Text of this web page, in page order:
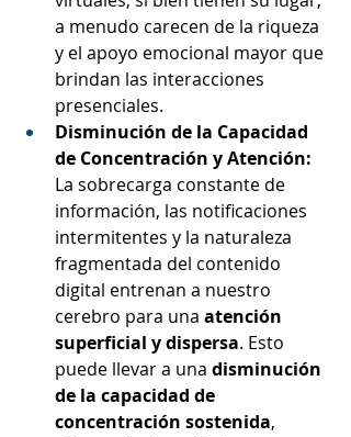
a menudo carecen de la riqueza
y el apoyo emocional mayor que
brindan las interacciones
presenciales.
Disminución de la Capacidad
de Concentración y Atención:
La sobrecarga constante de
información, las notificaciones
intermitentes y la naturaleza
fragmentada del contenido
digital entrenan a nuestro
cerebro para una atención
superficial y dispersa. Esto
puede llevar a una disminución
de la capacidad de
concentración sostenida,